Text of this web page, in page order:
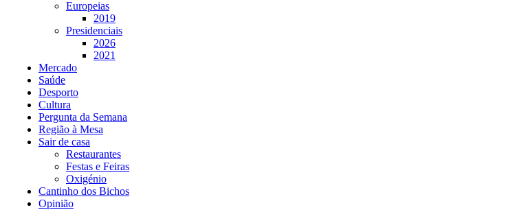
Europeias
2019
Presidenciais
2026
2021
Mercado
Saúde
Desporto
Cultura
Pergunta da Semana
Região à Mesa
Sair de casa
Restaurantes
Festas e Feiras
Oxigénio
Cantinho dos Bichos
Opinião